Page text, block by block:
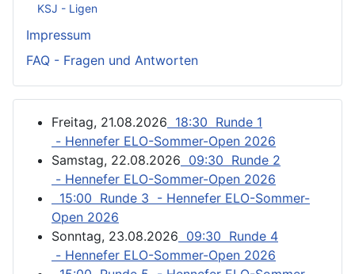
KSJ - Ligen
Impressum
FAQ - Fragen und Antworten
Freitag, 21.08.2026 18:30 Runde 1
- Hennefer ELO-Sommer-Open 2026
Samstag, 22.08.2026 09:30 Runde 2
- Hennefer ELO-Sommer-Open 2026
15:00 Runde 3 - Hennefer ELO-Sommer-
Open 2026
Sonntag, 23.08.2026 09:30 Runde 4
- Hennefer ELO-Sommer-Open 2026